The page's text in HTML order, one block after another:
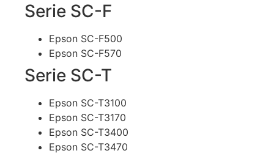
Serie SC-F
Epson SC-F500
Epson SC-F570
Serie SC-T
Epson SC-T3100
Epson SC-T3170
Epson SC-T3400
Epson SC-T3470